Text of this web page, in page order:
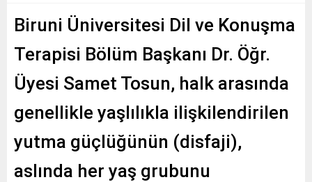
Biruni Üniversitesi Dil ve Konuşma
Terapisi Bölüm Başkanı Dr. Öğr.
Üyesi Samet Tosun, halk arasında
genellikle yaşlılıkla ilişkilendirilen
yutma güçlüğünün (disfaji),
aslında her yaş grubunu